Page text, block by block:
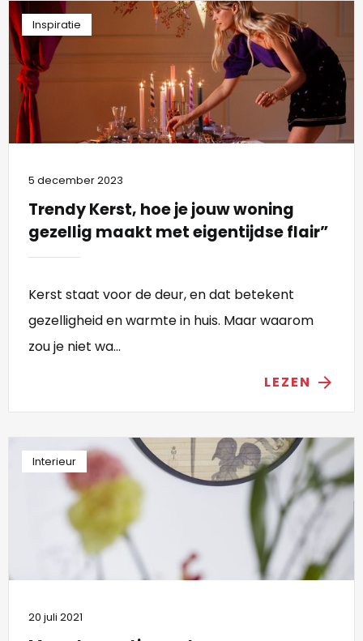
Inspiratie
5 december 2023
Trendy Kerst, hoe je jouw woning
gezellig maakt met eigentijdse flair”
Kerst staat voor de deur, en dat betekent
gezelligheid en warmte in huis. Maar waarom
zou je niet wa...
LEZEN arrow_forward
Interieur
20 juli 2021